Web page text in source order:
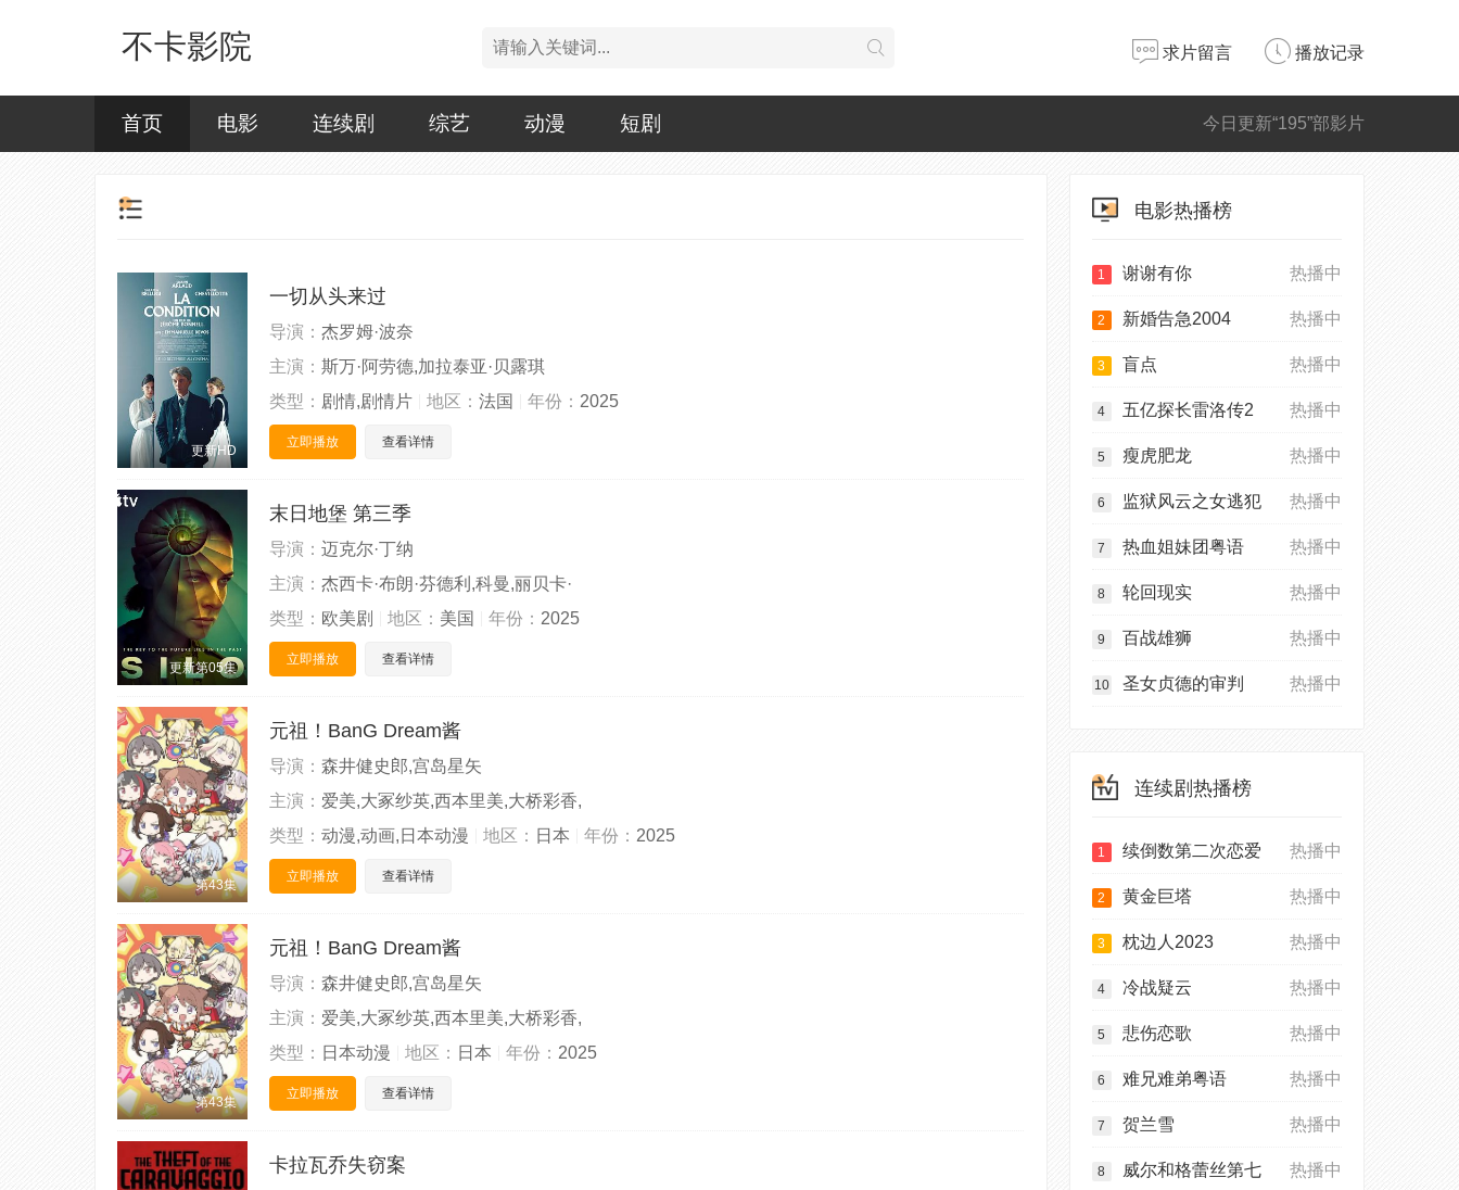
不卡影院 求片留言 播放记录
今日更新“195”部影片
首页 电影 连续剧 综艺 动漫 短剧
更新HD
一切从头来过
导演： 杰罗姆·波奈
主演： 斯万·阿劳德,加拉泰亚·贝露琪
类型： 剧情,剧情片 地区： 法国 年份： 2025
立即播放 查看详情
更新第05集
末日地堡 第三季
导演： 迈克尔·丁纳
主演： 杰西卡·布朗·芬德利,科曼,丽贝卡·
类型： 欧美剧 地区： 美国 年份： 2025
立即播放 查看详情
第43集
元祖！BanG Dream酱
导演： 森井健史郎,宫岛星矢
主演： 爱美,大冢纱英,西本里美,大桥彩香,
类型： 动漫,动画,日本动漫 地区： 日本 年份： 2025
立即播放 查看详情
第43集
元祖！BanG Dream酱
导演： 森井健史郎,宫岛星矢
主演： 爱美,大冢纱英,西本里美,大桥彩香,
类型： 日本动漫 地区： 日本 年份： 2025
立即播放 查看详情
卡拉瓦乔失窃案
电影热播榜
热播中
1 谢谢有你
热播中
2 新婚告急2004
热播中
3 盲点
热播中
4 五亿探长雷洛传2
热播中
5 瘦虎肥龙
热播中
6 监狱风云之女逃犯
热播中
7 热血姐妹团粤语
热播中
8 轮回现实
热播中
9 百战雄狮
热播中
10 圣女贞德的审判
连续剧热播榜
热播中
1 续倒数第二次恋爱
热播中
2 黄金巨塔
热播中
3 枕边人2023
热播中
4 冷战疑云
热播中
5 悲伤恋歌
热播中
6 难兄难弟粤语
热播中
7 贺兰雪
热播中
8 威尔和格蕾丝第七